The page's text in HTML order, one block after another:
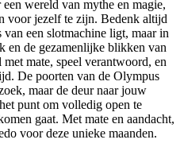
wereld van mythe en magie,
voor jezelf te zijn. Bedenk altijd
van een slotmachine ligt, maar in
en de gezamenlijke blikken van
mate, speel verantwoord, en
De poorten van de Olympus
maar de deur naar jouw
punt om volledig open te
gaat. Met mate en aandacht,
voor deze unieke maanden.